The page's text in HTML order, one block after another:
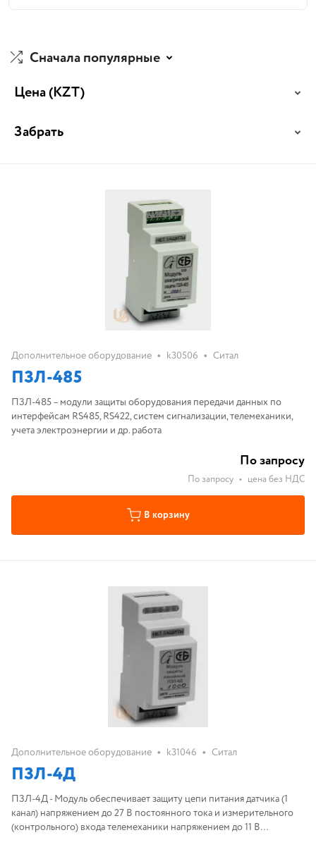
Сначала популярные
Цена(KZT)
Забрать
Дополнительное оборудование • k30506 • Ситал
ПЗЛ-485
ПЗЛ-485 – модули защиты оборудования передачи данных по
интерфейсам RS485, RS422, систем сигнализации, телемеханики,
учета электроэнергии и др. работа
По запросу
По запросу • цена без НДС
В корзину
Дополнительное оборудование • k31046 • Ситал
ПЗЛ-4Д
ПЗЛ-4Д - Модуль обеспечивает защиту цепи питания датчика (1
канал) напряжением до 27 В постоянного тока и измерительного
(контрольного) входа телемеханики напряжением до 11 В